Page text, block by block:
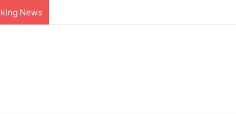
News